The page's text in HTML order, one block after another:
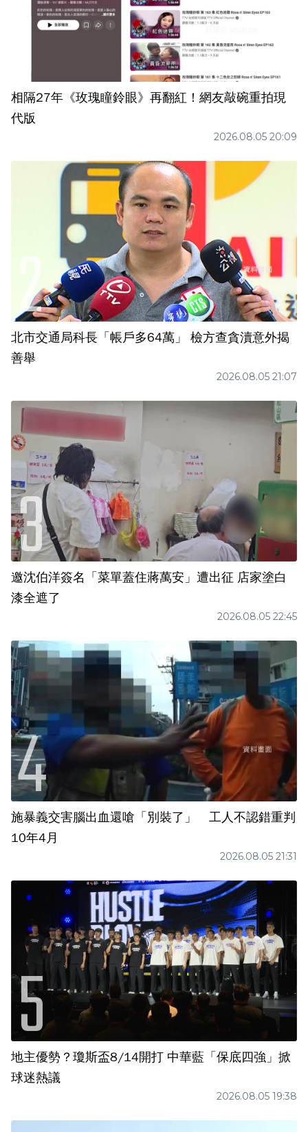
相隔27年《玫瑰瞳鈴眼》再翻紅！網友敲碗重拍現
代版
2026.08.05 20:09
北市交通局科長「帳戶多64萬」 檢方查貪瀆意外揭
善舉
2026.08.05 21:07
邀沈伯洋簽名「菜單蓋住蔣萬安」遭出征 店家塗白
漆全遮了
2026.08.05 22:45
施暴義交害腦出血還嗆「別裝了」 工人不認錯重判
10年4月
2026.08.05 21:31
地主優勢？瓊斯盃8/14開打 中華藍「保底四強」掀
球迷熱議
2026.08.05 19:38